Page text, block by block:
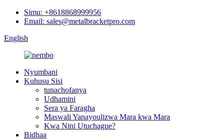
Simu: +8618868999956
Email: sales@metalbracketpro.com
English
Nyumbani
Kuhusu Sisi
tunachofanya
Udhamini
Sera ya Faragha
Maswali Yanayoulizwa Mara kwa Mara
Kwa Nini Utuchague?
Bidhaa